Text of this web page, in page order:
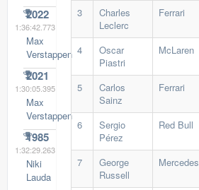
2022
1:36:42.773
Max
Verstappen
2021
1:30:05.395
Max
Verstappen
1985
1:32:29.263
Niki
Lauda
3
Charles
Leclerc
Ferrari
4
Oscar
Piastri
McLaren
5
Carlos
Sainz
Ferrari
6
Sergio
Pérez
Red Bull
7
George
Russell
Mercedes